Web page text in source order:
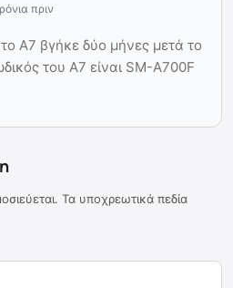
πριν
Α7 βγήκε δύο μήνες μετά το
του Α7 είναι SM-A700F
Τα υποχρεωτικά πεδία